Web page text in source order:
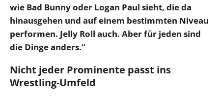
wie Bad Bunny oder Logan Paul sieht, die da
hinausgehen und auf einem bestimmten Niveau
performen. Jelly Roll auch. Aber für jeden sind
die Dinge anders.“
Nicht jeder Prominente passt ins
Wrestling-Umfeld